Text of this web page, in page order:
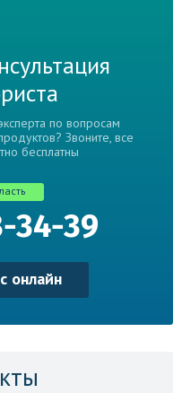
по вопросам
Звоните, все
бесплатны
34-39
онлайн